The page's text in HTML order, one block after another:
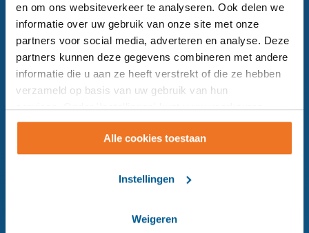
en om ons websiteverkeer te analyseren. Ook delen we
informatie over uw gebruik van onze site met onze
partners voor social media, adverteren en analyse. Deze
partners kunnen deze gegevens combineren met andere
informatie die u aan ze heeft verstrekt of die ze hebben
verzameld op basis van uw gebruik van hun
services. Onder 'Instellingen' kunt u uw voorkeuren
wijzigen.
Alle cookies toestaan
Instellingen
Weigeren
Hoe mogen wij u van dienst zijn?
Bel de klantenservice:
076 - 208 22 00
Mail ons:
klantenservice@surplus.nl